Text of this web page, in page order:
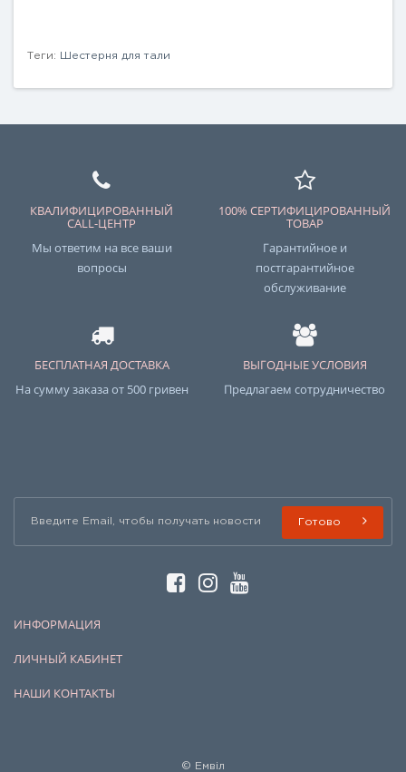
Теги: Шестерня для тали
КВАЛИФИЦИРОВАННЫЙ
CALL-ЦЕНТР
Мы ответим на все ваши
вопросы
100% СЕРТИФИЦИРОВАННЫЙ
ТОВАР
Гарантийное и
постгарантийное
обслуживание
БЕСПЛАТНАЯ ДОСТАВКА
На сумму заказа от 500 гривен
ВЫГОДНЫЕ УСЛОВИЯ
Предлагаем сотрудничество
Готово
ИНФОРМАЦИЯ
ЛИЧНЫЙ КАБИНЕТ
НАШИ КОНТАКТЫ
© Емвіл